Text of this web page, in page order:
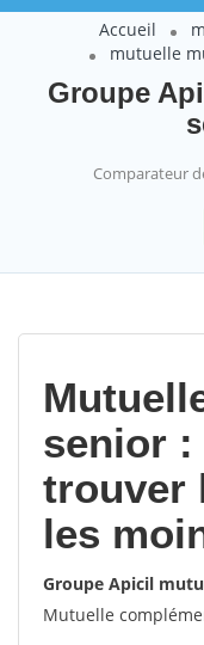
Accueil
mutuelle
Groupe
Comparateur
senior :
trouver
les
Groupe Apicil
Mutuelle